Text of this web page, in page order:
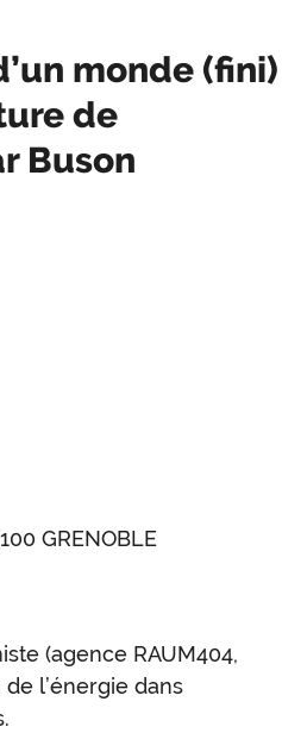
monde (fini)
de
Buson
GRENOBLE
(agence RAUM404,
l’énergie dans